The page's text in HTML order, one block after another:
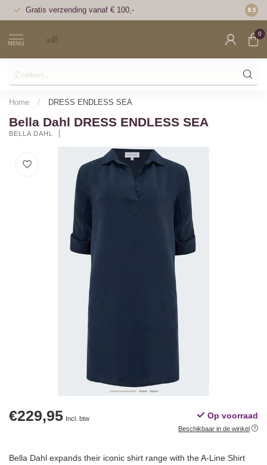
Gratis verzending vanaf € 100,- Voor
8.5
MENU
0
Home / DRESS ENDLESS SEA
Bella Dahl DRESS ENDLESS SEA
BELLA DAHL
€229,95 Incl. btw Op voorraad
Beschikbaar in de winkel
Bella Dahl expands their iconic shirt range with the A-Line Shirt